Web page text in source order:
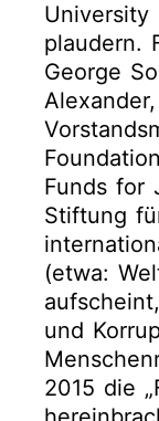
University
plaudern.
George
Funds for
Stiftung
(etwa:
und
2015 die